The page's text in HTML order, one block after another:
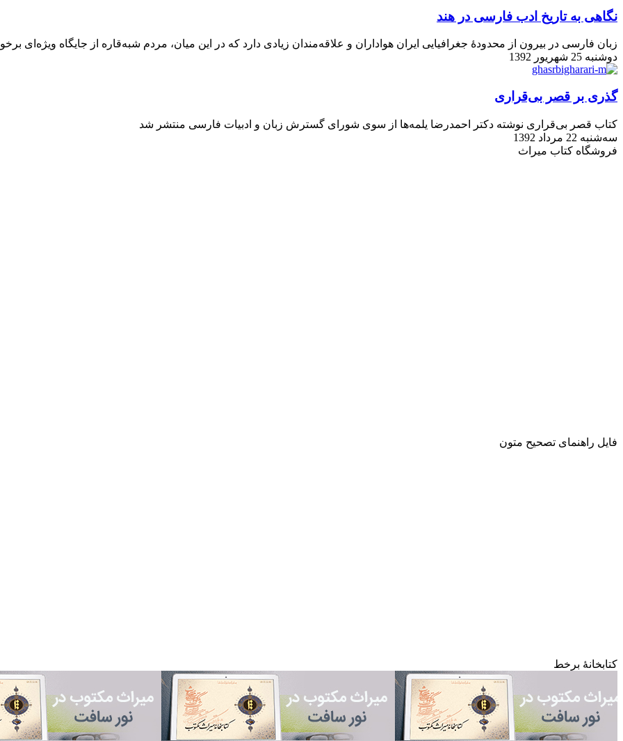
نگاهی به تاریخ ادب فارسی در هند
زبان فارسی در بیرون از محدودهٔ جغرافیایی ایران هواداران و علاقه‌مندان زیادی دارد که در این میان، مردم شبه‌قاره از جایگاه ویژه‌ای
دوشنبه 25 شهریور 1392
گذری بر قصر بی‌قراری
کتاب قصر بی‌قراری نوشته دکتر احمدرضا یلمه‌ها از سوی شورای گسترش زبان و ادبیات فارسی منتشر شد
سه‌شنبه 22 مرداد 1392
فروشگاه کتاب میراث
فایل راهنمای تصحیح متون
کتابخانۀ برخط